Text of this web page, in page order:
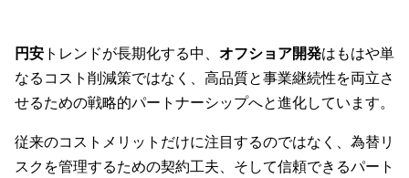
円安 トレンドが長期化する中、 オフショア開発はもはや単
なるコスト削減策ではなく、高品質と事業継続性を両立さ
せるための戦略的パートナーシップへと進化しています。
従来のコストメリットだけに注目するのではなく、為替リ
スクを管理するための契約工夫、そして信頼できるパート